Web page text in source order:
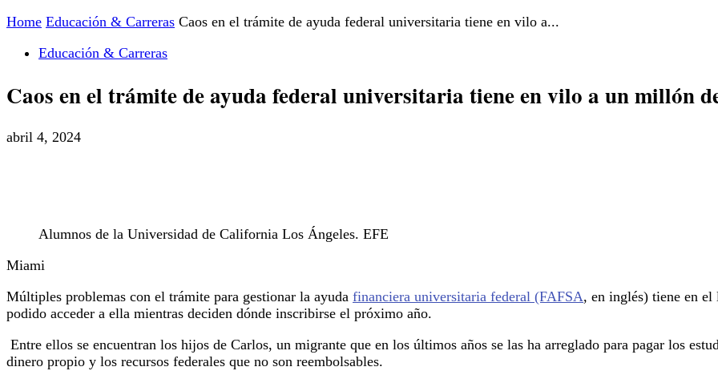
Home Educación & Carreras Caos en el trámite de ayuda federal universitaria tiene en vilo a...
Educación & Carreras
Caos en el trámite de ayuda federal universitaria tiene en vilo a un millón
abril 4, 2024
Alumnos de la Universidad de California Los Ángeles. EFE
Miami
Múltiples problemas con el trámite para gestionar la ayuda financiera universitaria federal (FAFSA, en inglés) tiene en
podido acceder a ella mientras deciden dónde inscribirse el próximo año.
Entre ellos se encuentran los hijos de Carlos, un migrante que en los últimos años se las ha arreglado para pagar los
dinero propio y los recursos federales que no son reembolsables.